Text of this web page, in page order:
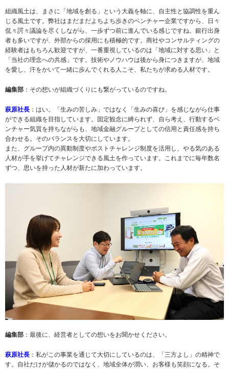
組織風土は、まさに「地域を創る」という大義を軸に、自主性と協調性を重ん
じる風土です。弊社はまだまだよちよち歩きのベンチャー企業ですから、日々
侃々諤々議論を尽くしながら、一歩ずつ前に進んでいる感じですね。銀行出身
者も多いですが、外部からの採用にも積極的です。商社やコンサルティングの
経験者はもちろん歓迎ですが、一番重視しているのは「地域に対する思い」と
「当社の理念への共感」です。技術やノウハウは後から身につきますが、地域
を愛し、汗をかいて一緒に歩んでくれる人こそ、私たちが求める人材です。
編集部 ：その想いが組織づくりにも繋がっているのですね。
萩原社長 ：はい。「生みの苦しみ」ではなく「生みの喜び」を感じながら仕事
ができる組織を目指しています。固定観念に縛られず、自ら考え、行動するベ
ンチャー気質を持ちながらも、地域金融グループとしての信用と責任感を持ち
合わせる。そのバランスを大切にしています。
また、グループ内の異動制度やポストチャレンジ制度を活用し、やる気のある
人材が手を挙げてチャレンジできる風土を作っています。これまでに毎年数名
ずつ、思いを持った人材が新たに加わっています。
編集部 ：最後に、経営者としての想いをお聞かせください。
萩原社長 ：私がこの事業を通じて大切にしているのは、「三方よし」の精神で
す。自社だけが儲かるのではなく、地域全体が潤い、お客様も笑顔になる。そ